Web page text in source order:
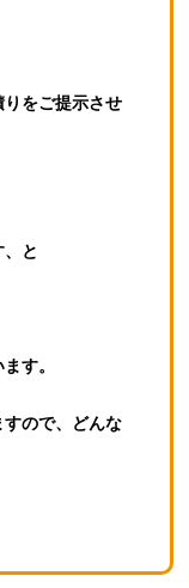
をご提示させ
と
す。
ので、どんな